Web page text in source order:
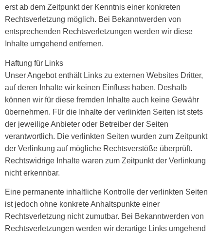
erst ab dem Zeitpunkt der Kenntnis einer konkreten
Rechtsverletzung möglich. Bei Bekanntwerden von
entsprechenden Rechtsverletzungen werden wir diese
Inhalte umgehend entfernen.
Haftung für Links
Unser Angebot enthält Links zu externen Websites Dritter,
auf deren Inhalte wir keinen Einfluss haben. Deshalb
können wir für diese fremden Inhalte auch keine Gewähr
übernehmen. Für die Inhalte der verlinkten Seiten ist stets
der jeweilige Anbieter oder Betreiber der Seiten
verantwortlich. Die verlinkten Seiten wurden zum Zeitpunkt
der Verlinkung auf mögliche Rechtsverstöße überprüft.
Rechtswidrige Inhalte waren zum Zeitpunkt der Verlinkung
nicht erkennbar.
Eine permanente inhaltliche Kontrolle der verlinkten Seiten
ist jedoch ohne konkrete Anhaltspunkte einer
Rechtsverletzung nicht zumutbar. Bei Bekanntwerden von
Rechtsverletzungen werden wir derartige Links umgehend